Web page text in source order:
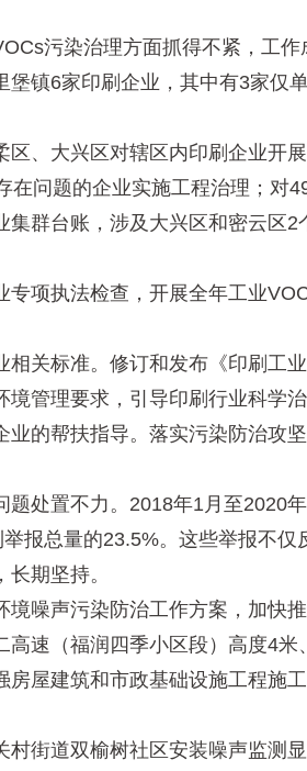
污染治理方面抓得不紧，工作
堡镇6家印刷企业，其中有3家仅
大兴区对辖区内印刷企业开展
在问题的企业实施工程治理；对
台账，涉及大兴区和密云区2
执法检查，开展全年工业
标准。修订和发布《印刷工业
境管理要求，引导印刷行业科学
帮扶指导。落实污染防治攻坚
置不力。2018年1月至2020年
报总量的23.5%。这些举报不
期坚持。
声污染防治工作方案，加快推
（福润四季小区段）高度4米
建筑和市政基础设施工程施工
道双榆树社区安装噪声监测显